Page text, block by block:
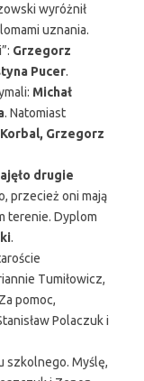
wyróżnił
uznania.
Grzegorz
Pucer.
Michał
. Natomiast
Grzegorz
drugie
przecież oni mają
terenie. Dyplom
.
Tumiłowicz,
pomoc,
Polaczuk i
szkolnego. Myślę,